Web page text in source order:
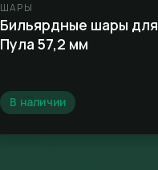
ШАРЫ
Бильярдные шары для
Пула 57,2 мм
В наличии